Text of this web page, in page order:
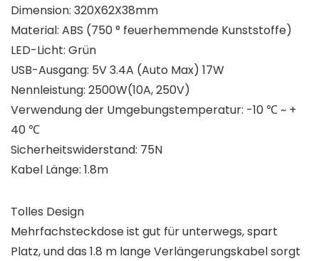
Dimension: 320X62X38mm
Material: ABS (750 ° feuerhemmende Kunststoffe)
LED-Licht: Grün
USB-Ausgang: 5V 3.4A (Auto Max) 17W
Nennleistung: 2500W(10A, 250V)
Verwendung der Umgebungstemperatur: -10 ℃ ~ +
40 ℃
Sicherheitswiderstand: 75N
Kabel Länge: 1.8m
Tolles Design
Mehrfachsteckdose ist gut für unterwegs, spart
Platz, und das 1.8 m lange Verlängerungskabel sorgt